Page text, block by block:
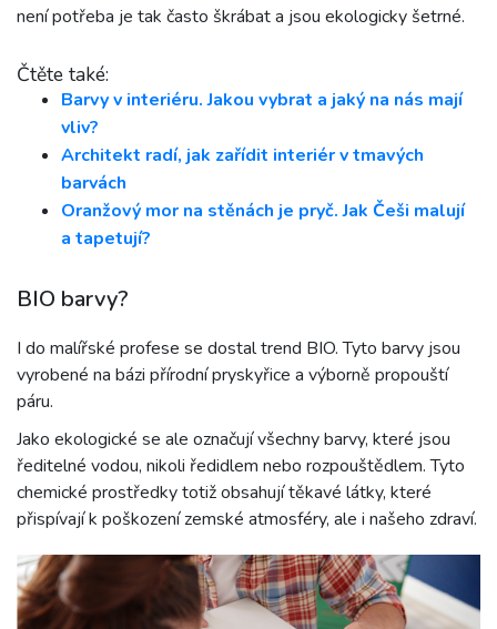
není potřeba je tak často škrábat a jsou ekologicky šetrné.
Čtěte také:
Barvy v interiéru. Jakou vybrat a jaký na nás mají
vliv?
Architekt radí, jak zařídit interiér v tmavých
barvách
Oranžový mor na stěnách je pryč. Jak Češi malují
a tapetují?
BIO barvy?
I do malířské profese se dostal trend BIO. Tyto barvy jsou
vyrobené na bázi přírodní pryskyřice a výborně propouští
páru.
Jako ekologické se ale označují všechny barvy, které jsou
ředitelné vodou, nikoli ředidlem nebo rozpouštědlem. Tyto
chemické prostředky totiž obsahují těkavé látky, které
přispívají k poškození zemské atmosféry, ale i našeho zdraví.